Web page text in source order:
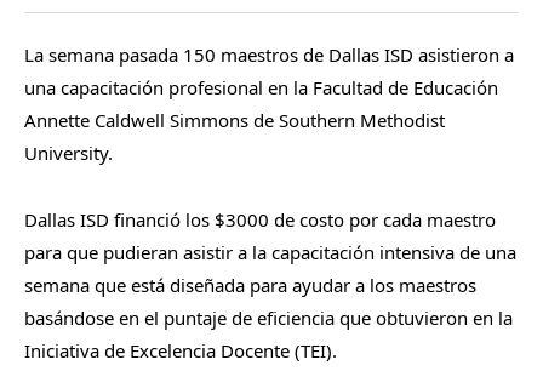
La semana pasada 150 maestros de Dallas ISD asistieron a
una capacitación profesional en la Facultad de Educación
Annette Caldwell Simmons de Southern Methodist
University.
Dallas ISD financió los $3000 de costo por cada maestro
para que pudieran asistir a la capacitación intensiva de una
semana que está diseñada para ayudar a los maestros
basándose en el puntaje de eficiencia que obtuvieron en la
Iniciativa de Excelencia Docente (TEI).